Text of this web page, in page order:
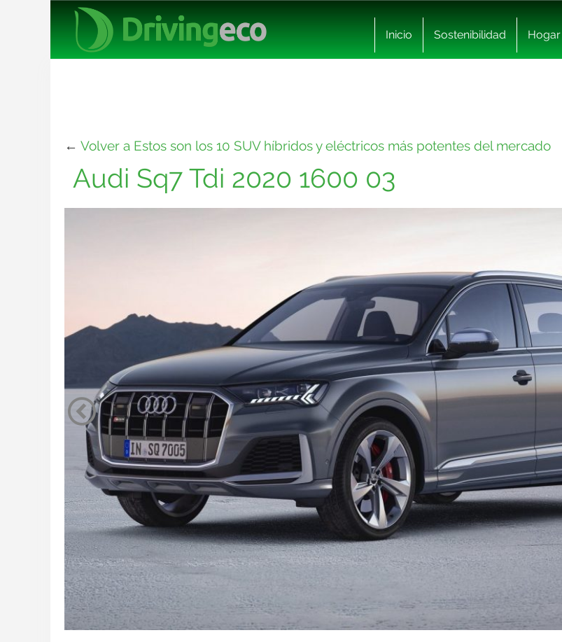
Inicio Sostenibilidad Hogar
← Volver a Estos son los 10 SUV híbridos y eléctricos más potentes del mercado
Audi Sq7 Tdi 2020 1600 03